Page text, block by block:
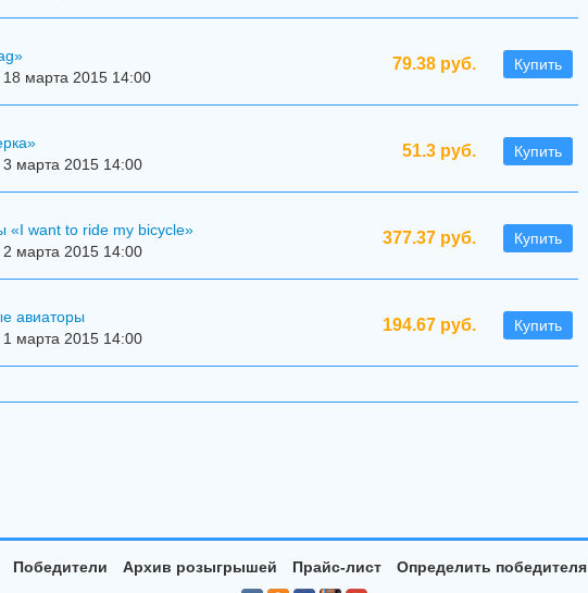
79.38 руб. Купить
марта 2015 14:00
51.3 руб. Купить
марта 2015 14:00
377.37 руб. Купить
«I want to ride my bicycle»
марта 2015 14:00
194.67 руб. Купить
авиаторы
марта 2015 14:00
Победители Архив розыгрышей Прайс-лист Определить победителя